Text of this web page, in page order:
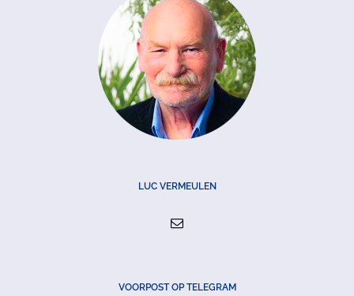
LUC VERMEULEN
VOORPOST OP TELEGRAM